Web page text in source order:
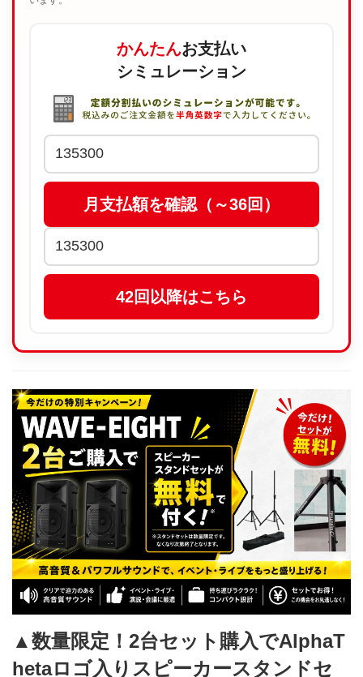
かんたんお支払い
シミュレーション
▲数量限定！2台セット購入でAlphaT
hetaロゴ入りスピーカースタンドセ